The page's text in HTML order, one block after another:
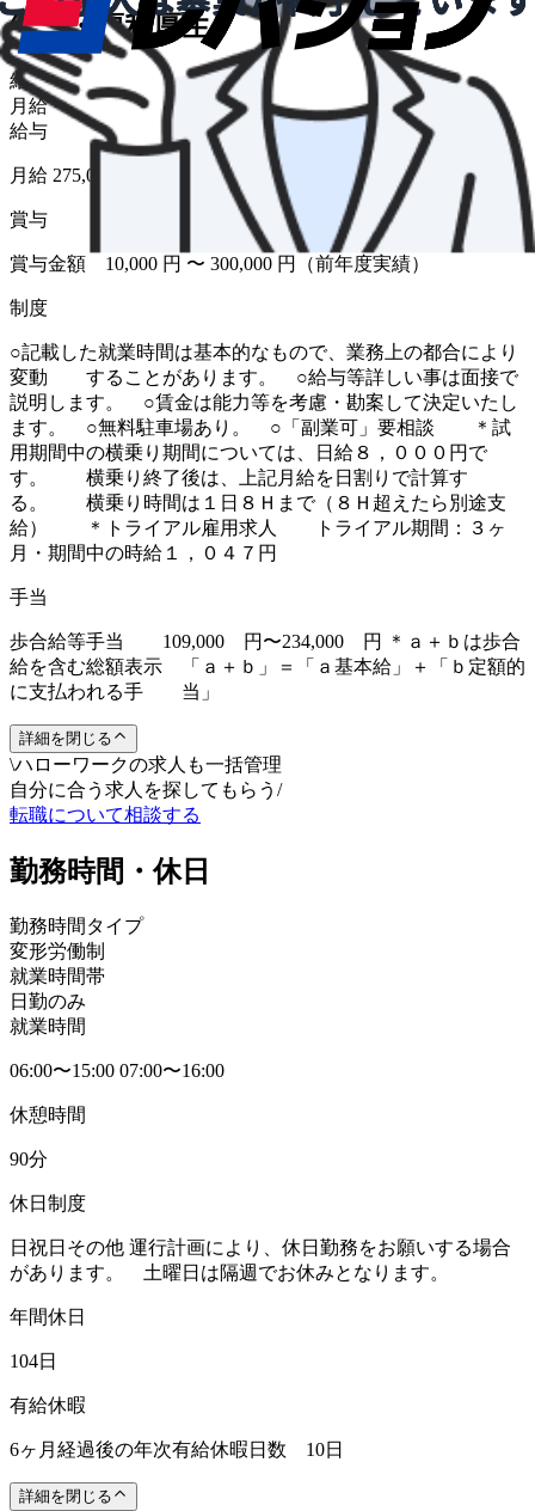
給与・福利厚生
給与形態
月給
給与
月給 275,000円〜400,000円
賞与
賞与金額 10,000 円 〜 300,000 円（前年度実績）
制度
○記載した就業時間は基本的なもので、業務上の都合により
変動 することがあります。 ○給与等詳しい事は面接で
説明します。 ○賃金は能力等を考慮・勘案して決定いたし
ます。 ○無料駐車場あり。 ○「副業可」要相談 ＊試
用期間中の横乗り期間については、日給８，０００円で
す。 横乗り終了後は、上記月給を日割りで計算す
る。 横乗り時間は１日８Ｈまで（８Ｈ超えたら別途支
給） ＊トライアル雇用求人 トライアル期間：３ヶ
月・期間中の時給１，０４７円
手当
歩合給等手当 109,000 円〜234,000 円 ＊ａ＋ｂは歩合
給を含む総額表示 「ａ＋ｂ」＝「ａ基本給」＋「ｂ定額的
に支払われる手 当」
詳細を閉じる
\ハローワークの求人も一括管理
自分に合う求人を探してもらう /
転職について相談する
勤務時間・休日
勤務時間タイプ
変形労働制
就業時間帯
日勤のみ
就業時間
06:00〜15:00 07:00〜16:00
休憩時間
90分
休日制度
日祝日その他 運行計画により、休日勤務をお願いする場合
があります。 土曜日は隔週でお休みとなります。
年間休日
104日
有給休暇
6ヶ月経過後の年次有給休暇日数 10日
詳細を閉じる